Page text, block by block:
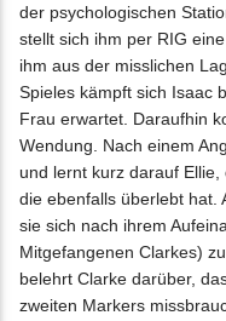
der psychologischen
stellt sich ihm per RIG
ihm aus der misslichen
Spieles kämpft sich Isaac
Frau erwartet. Daraufhin
Wendung. Nach einem
und lernt kurz darauf Ellie,
die ebenfalls überlebt hat.
sie sich nach ihrem
Mitgefangenen Clarkes)
belehrt Clarke darüber,
zweiten Markers